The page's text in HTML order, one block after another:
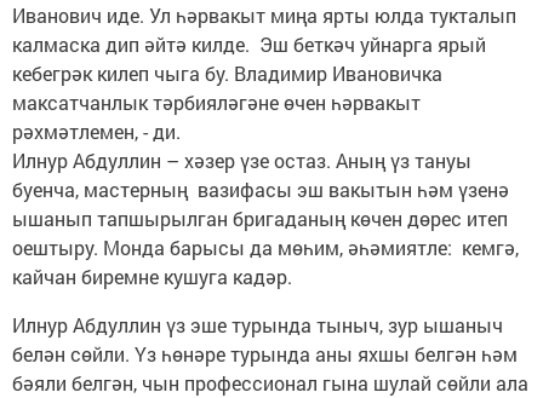
Иванович иде. Ул һәрвакыт миңа ярты юлда тукталып
калмаска дип әйтә килде. Эш беткәч уйнарга ярый
кебегрәк килеп чыга бу. Владимир Ивановичка
максатчанлык тәрбияләгәне өчен һәрвакыт
рәхмәтлемен, - ди.
Илнур Абдуллин – хәзер үзе остаз. Аның үз тануы
буенча, мастерның вазифасы эш вакытын һәм үзенә
ышанып тапшырылган бригаданың көчен дөрес итеп
оештыру. Монда барысы да мөһим, әһәмиятле: кемгә,
кайчан биремне кушуга кадәр.
Илнур Абдуллин үз эше турында тыныч, зур ышаныч
белән сөйли. Үз һөнәре турында аны яхшы белгән һәм
бәяли белгән, чын профессионал гына шулай сөйли ала